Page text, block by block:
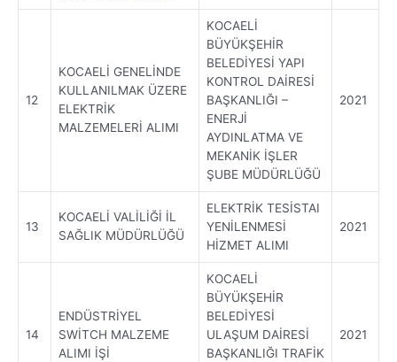
12
KOCAELİ GENELİNDE
KULLANILMAK ÜZERE
ELEKTRİK
MALZEMELERİ ALIMI
KOCAELİ
BÜYÜKŞEHİR
BELEDİYESİ YAPI
KONTROL DAİRESİ
BAŞKANLIĞI –
ENERJİ
AYDINLATMA VE
MEKANİK İŞLER
ŞUBE MÜDÜRLÜĞÜ
2021
13
KOCAELİ VALİLİĞİ İL
SAĞLIK MÜDÜRLÜĞÜ
ELEKTRİK TESİSTAI
YENİLENMESİ
HİZMET ALIMI
2021
14
ENDÜSTRİYEL
SWİTCH MALZEME
ALIMI İŞİ
KOCAELİ
BÜYÜKŞEHİR
BELEDİYESİ
ULAŞUM DAİRESİ
BAŞKANLIĞI TRAFİK
2021